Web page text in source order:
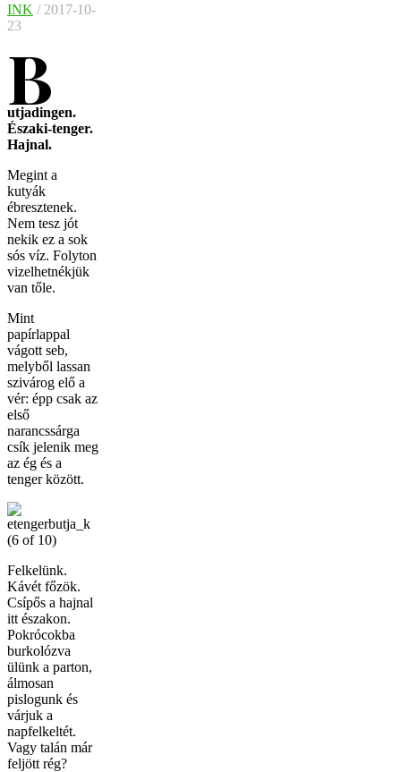
INK / 2017-10-
23
B
utjadingen.
Északi-tenger.
Hajnal.
Megint a
kutyák
ébresztenek.
Nem tesz jót
nekik ez a sok
sós víz. Folyton
vizelhetnékjük
van tőle.
Mint
papírlappal
vágott seb,
melyből lassan
szivárog elő a
vér: épp csak az
első
narancssárga
csík jelenik meg
az ég és a
tenger között.
Felkelünk.
Kávét főzök.
Csípős a hajnal
itt északon.
Pokrócokba
burkolózva
ülünk a parton,
álmosan
pislogunk és
várjuk a
napfelkeltét.
Vagy talán már
feljött rég?